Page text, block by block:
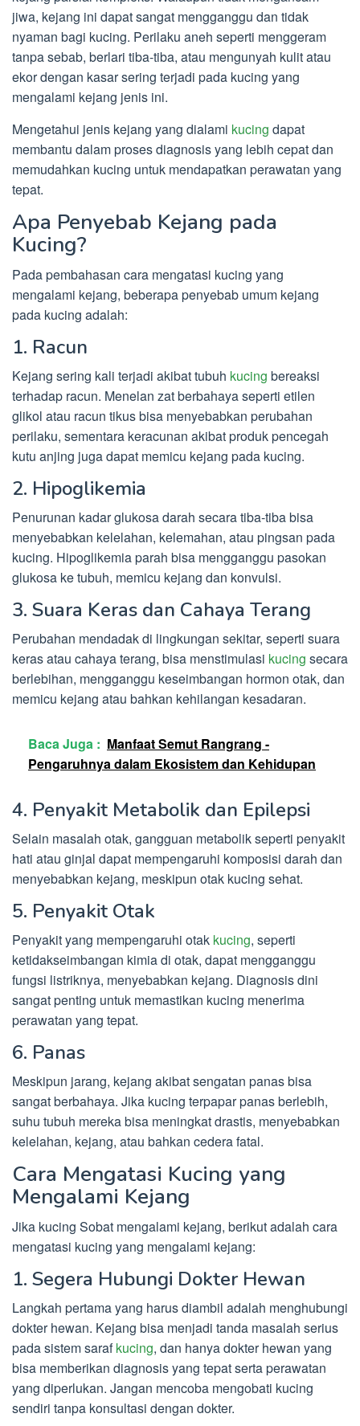
jiwa, kejang ini dapat sangat mengganggu dan tidak
nyaman bagi kucing. Perilaku aneh seperti menggeram
tanpa sebab, berlari tiba-tiba, atau mengunyah kulit atau
ekor dengan kasar sering terjadi pada kucing yang
mengalami kejang jenis ini.
Mengetahui jenis kejang yang dialami kucing dapat
membantu dalam proses diagnosis yang lebih cepat dan
memudahkan kucing untuk mendapatkan perawatan yang
tepat.
Apa Penyebab Kejang pada
Kucing?
Pada pembahasan cara mengatasi kucing yang
mengalami kejang, beberapa penyebab umum kejang
pada kucing adalah:
1. Racun
Kejang sering kali terjadi akibat tubuh kucing bereaksi
terhadap racun. Menelan zat berbahaya seperti etilen
glikol atau racun tikus bisa menyebabkan perubahan
perilaku, sementara keracunan akibat produk pencegah
kutu anjing juga dapat memicu kejang pada kucing.
2. Hipoglikemia
Penurunan kadar glukosa darah secara tiba-tiba bisa
menyebabkan kelelahan, kelemahan, atau pingsan pada
kucing. Hipoglikemia parah bisa mengganggu pasokan
glukosa ke tubuh, memicu kejang dan konvulsi.
3. Suara Keras dan Cahaya Terang
Perubahan mendadak di lingkungan sekitar, seperti suara
keras atau cahaya terang, bisa menstimulasi kucing secara
berlebihan, mengganggu keseimbangan hormon otak, dan
memicu kejang atau bahkan kehilangan kesadaran.
Baca Juga : Manfaat Semut Rangrang -
Pengaruhnya dalam Ekosistem dan Kehidupan
4. Penyakit Metabolik dan Epilepsi
Selain masalah otak, gangguan metabolik seperti penyakit
hati atau ginjal dapat mempengaruhi komposisi darah dan
menyebabkan kejang, meskipun otak kucing sehat.
5. Penyakit Otak
Penyakit yang mempengaruhi otak kucing, seperti
ketidakseimbangan kimia di otak, dapat mengganggu
fungsi listriknya, menyebabkan kejang. Diagnosis dini
sangat penting untuk memastikan kucing menerima
perawatan yang tepat.
6. Panas
Meskipun jarang, kejang akibat sengatan panas bisa
sangat berbahaya. Jika kucing terpapar panas berlebih,
suhu tubuh mereka bisa meningkat drastis, menyebabkan
kelelahan, kejang, atau bahkan cedera fatal.
Cara Mengatasi Kucing yang
Mengalami Kejang
Jika kucing Sobat mengalami kejang, berikut adalah cara
mengatasi kucing yang mengalami kejang:
1. Segera Hubungi Dokter Hewan
Langkah pertama yang harus diambil adalah menghubungi
dokter hewan. Kejang bisa menjadi tanda masalah serius
pada sistem sarafkucing, dan hanya dokter hewan yang
bisa memberikan diagnosis yang tepat serta perawatan
yang diperlukan. Jangan mencoba mengobati kucing
sendiri tanpa konsultasi dengan dokter.